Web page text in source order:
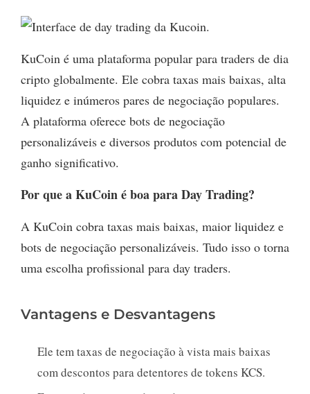
KuCoin é uma plataforma popular para traders de dia
cripto globalmente. Ele cobra taxas mais baixas, alta
liquidez e inúmeros pares de negociação populares.
A plataforma oferece bots de negociação
personalizáveis e diversos produtos com potencial de
ganho significativo.
Por que a KuCoin é boa para Day Trading?
A KuCoin cobra taxas mais baixas, maior liquidez e
bots de negociação personalizáveis. Tudo isso o torna
uma escolha profissional para day traders.
Vantagens e Desvantagens
Ele tem taxas de negociação à vista mais baixas
com descontos para detentores de tokens KCS.